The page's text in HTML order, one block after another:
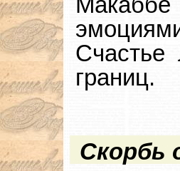
границ.
Скорбь